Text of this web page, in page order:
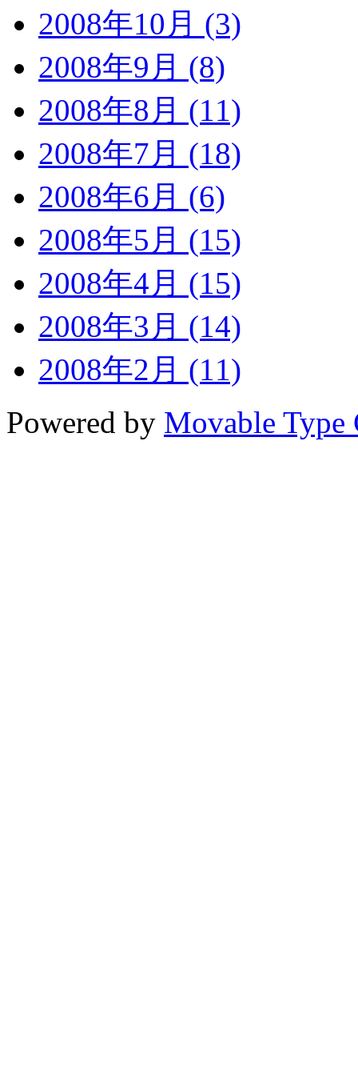
2008年10月 (3)
2008年9月 (8)
2008年8月 (11)
2008年7月 (18)
2008年6月 (6)
2008年5月 (15)
2008年4月 (15)
2008年3月 (14)
2008年2月 (11)
Powered by Movable Type